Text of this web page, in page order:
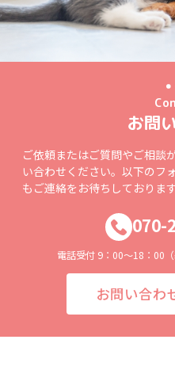
お問
ご依頼またはご質問やご相談
い合わせください。以下のフ
もご連絡をお待ちしております
070-
電話受付 9：00～18：00
お問い合わ